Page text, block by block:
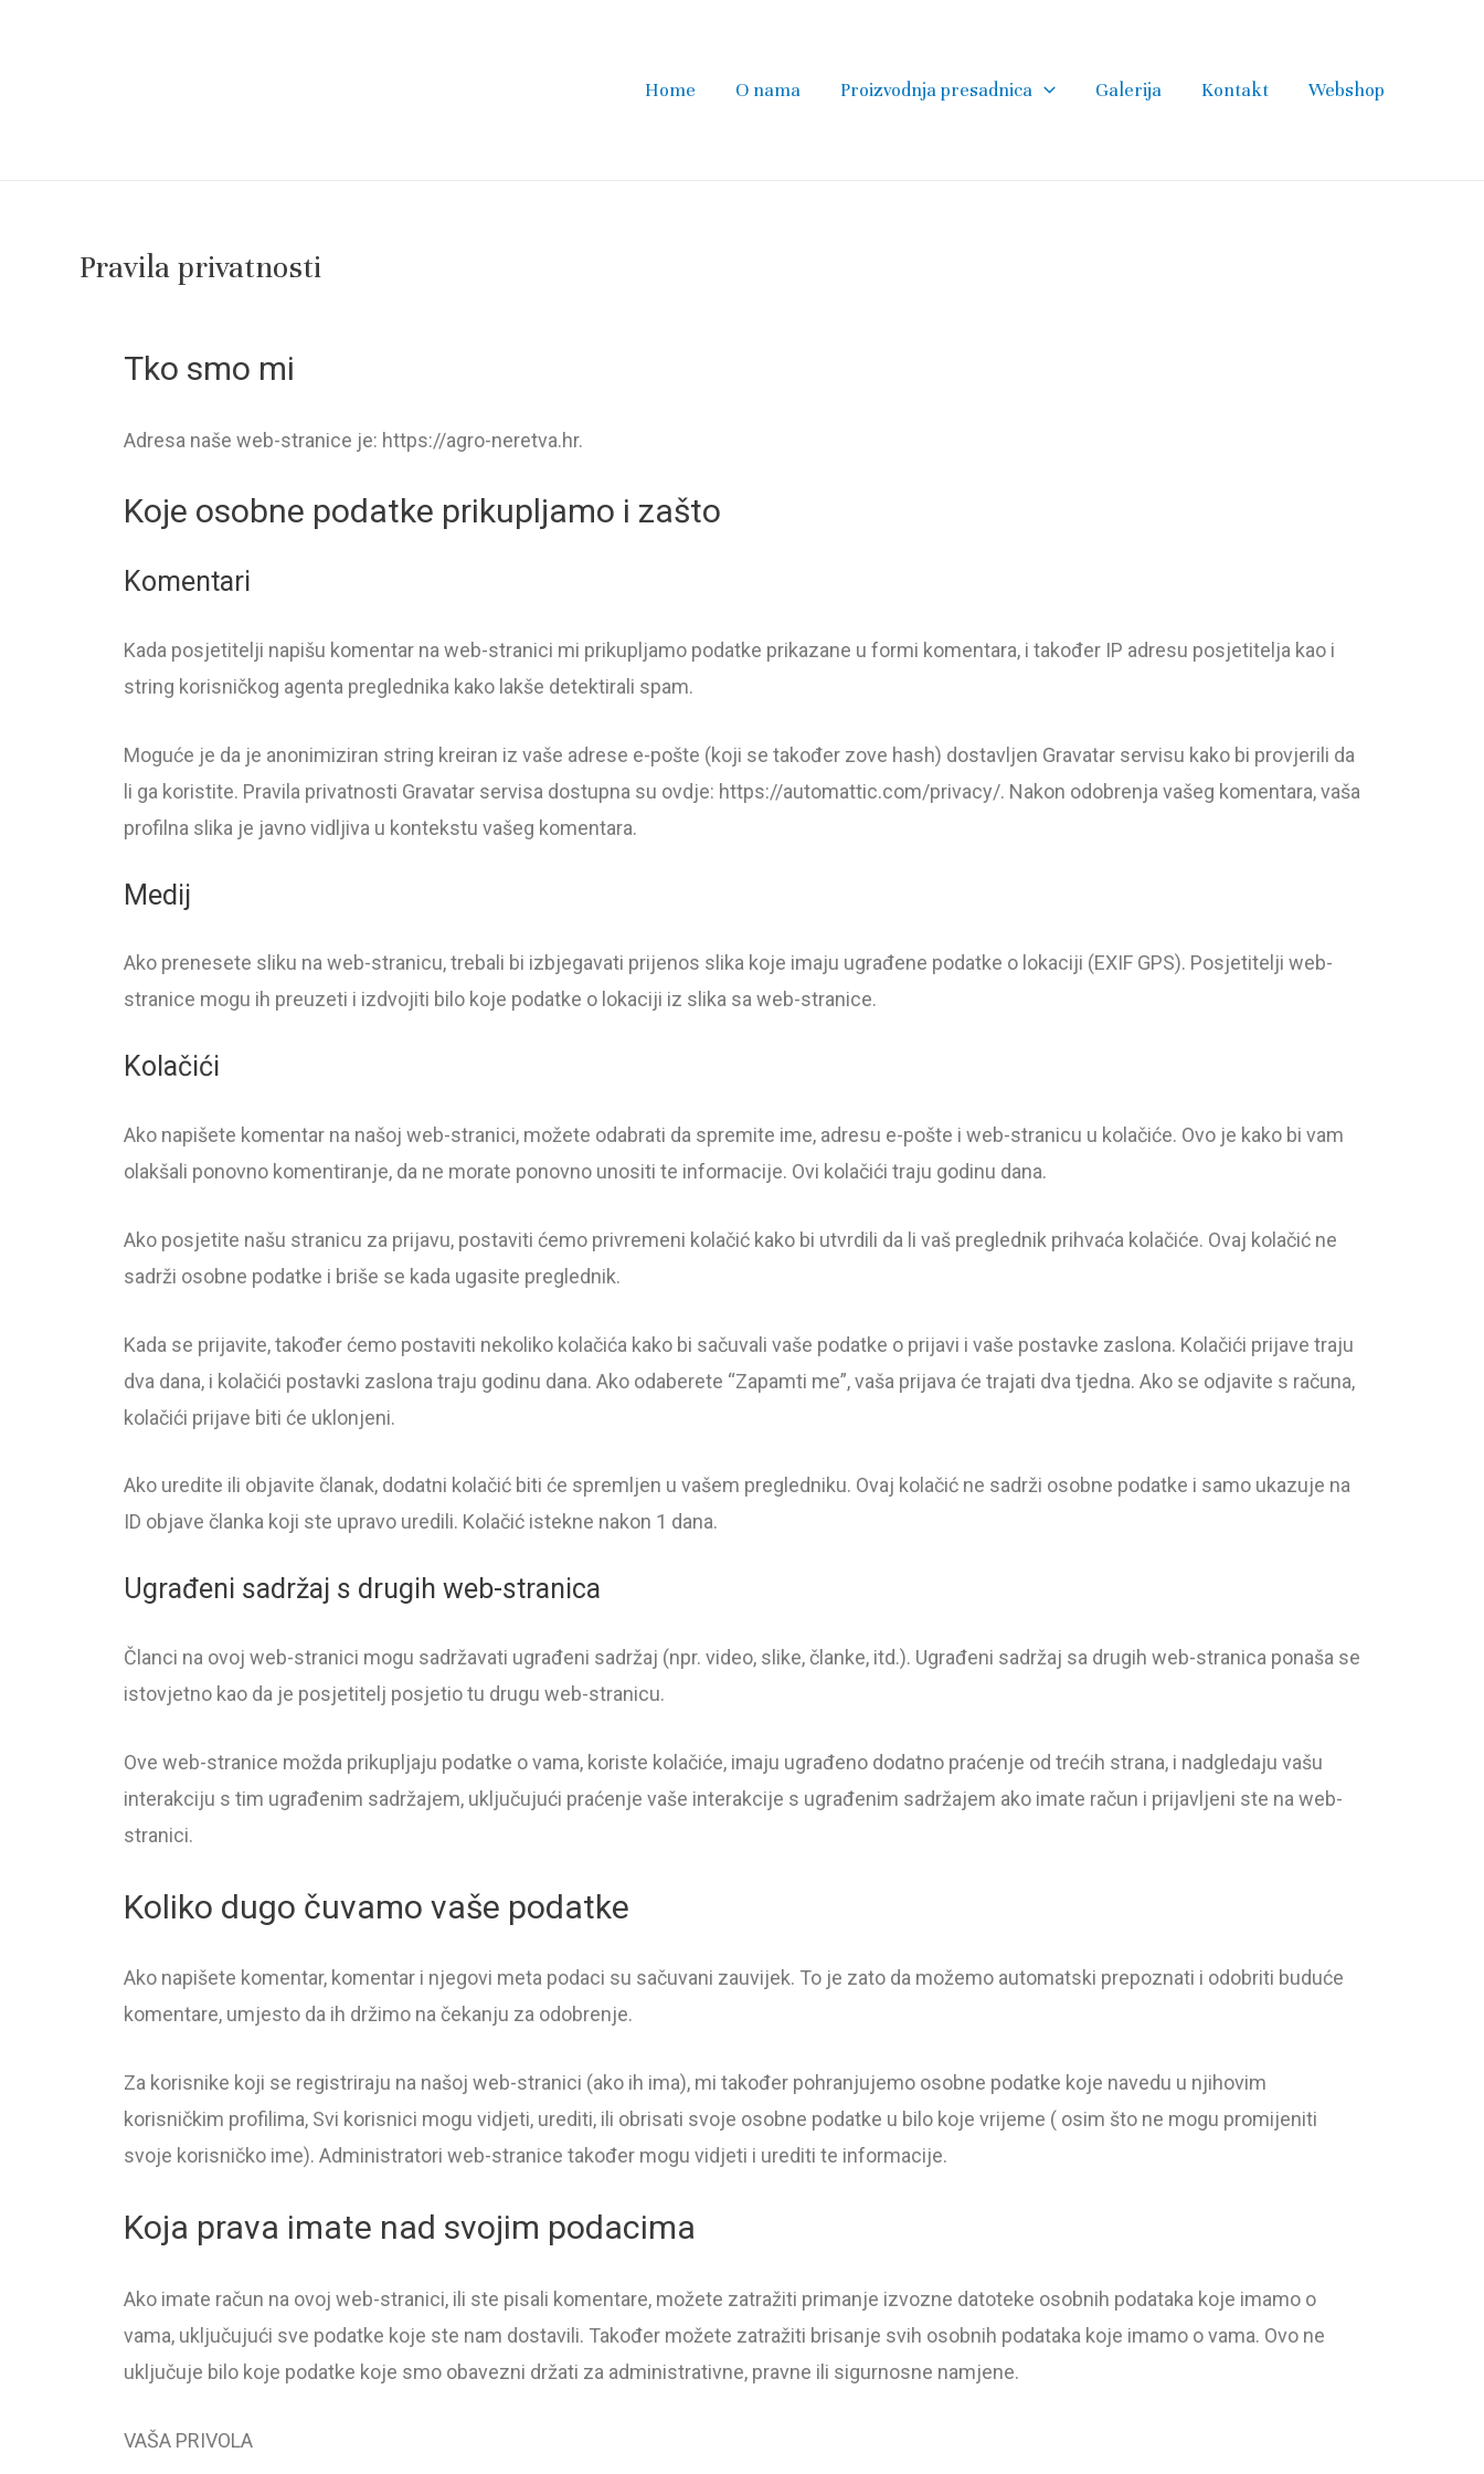
Home O nama Proizvodnja presadnica Galerija Kontakt Webshop
Pravila privatnosti
Tko smo mi
Adresa naše web-stranice je: https://agro-neretva.hr.
Koje osobne podatke prikupljamo i zašto
Komentari
Kada posjetitelji napišu komentar na web-stranici mi prikupljamo podatke prikazane u formi komentara, i također IP adresu posjetitelja kao i
string korisničkog agenta preglednika kako lakše detektirali spam.
Moguće je da je anonimiziran string kreiran iz vaše adrese e-pošte (koji se također zove hash) dostavljen Gravatar servisu kako bi provjerili da
li ga koristite. Pravila privatnosti Gravatar servisa dostupna su ovdje: https://automattic.com/privacy/. Nakon odobrenja vašeg komentara, vaša
profilna slika je javno vidljiva u kontekstu vašeg komentara.
Medij
Ako prenesete sliku na web-stranicu, trebali bi izbjegavati prijenos slika koje imaju ugrađene podatke o lokaciji (EXIF GPS). Posjetitelji web-
stranice mogu ih preuzeti i izdvojiti bilo koje podatke o lokaciji iz slika sa web-stranice.
Kolačići
Ako napišete komentar na našoj web-stranici, možete odabrati da spremite ime, adresu e-pošte i web-stranicu u kolačiće. Ovo je kako bi vam
olakšali ponovno komentiranje, da ne morate ponovno unositi te informacije. Ovi kolačići traju godinu dana.
Ako posjetite našu stranicu za prijavu, postaviti ćemo privremeni kolačić kako bi utvrdili da li vaš preglednik prihvaća kolačiće. Ovaj kolačić ne
sadrži osobne podatke i briše se kada ugasite preglednik.
Kada se prijavite, također ćemo postaviti nekoliko kolačića kako bi sačuvali vaše podatke o prijavi i vaše postavke zaslona. Kolačići prijave traju
dva dana, i kolačići postavki zaslona traju godinu dana. Ako odaberete “Zapamti me”, vaša prijava će trajati dva tjedna. Ako se odjavite s računa,
kolačići prijave biti će uklonjeni.
Ako uredite ili objavite članak, dodatni kolačić biti će spremljen u vašem pregledniku. Ovaj kolačić ne sadrži osobne podatke i samo ukazuje na
ID objave članka koji ste upravo uredili. Kolačić istekne nakon 1 dana.
Ugrađeni sadržaj s drugih web-stranica
Članci na ovoj web-stranici mogu sadržavati ugrađeni sadržaj (npr. video, slike, članke, itd.). Ugrađeni sadržaj sa drugih web-stranica ponaša se
istovjetno kao da je posjetitelj posjetio tu drugu web-stranicu.
Ove web-stranice možda prikupljaju podatke o vama, koriste kolačiće, imaju ugrađeno dodatno praćenje od trećih strana, i nadgledaju vašu
interakciju s tim ugrađenim sadržajem, uključujući praćenje vaše interakcije s ugrađenim sadržajem ako imate račun i prijavljeni ste na web-
stranici.
Koliko dugo čuvamo vaše podatke
Ako napišete komentar, komentar i njegovi meta podaci su sačuvani zauvijek. To je zato da možemo automatski prepoznati i odobriti buduće
komentare, umjesto da ih držimo na čekanju za odobrenje.
Za korisnike koji se registriraju na našoj web-stranici (ako ih ima), mi također pohranjujemo osobne podatke koje navedu u njihovim
korisničkim profilima, Svi korisnici mogu vidjeti, urediti, ili obrisati svoje osobne podatke u bilo koje vrijeme ( osim što ne mogu promijeniti
svoje korisničko ime). Administratori web-stranice također mogu vidjeti i urediti te informacije.
Koja prava imate nad svojim podacima
Ako imate račun na ovoj web-stranici, ili ste pisali komentare, možete zatražiti primanje izvozne datoteke osobnih podataka koje imamo o
vama, uključujući sve podatke koje ste nam dostavili. Također možete zatražiti brisanje svih osobnih podataka koje imamo o vama. Ovo ne
uključuje bilo koje podatke koje smo obavezni držati za administrativne, pravne ili sigurnosne namjene.
VAŠA PRIVOLA